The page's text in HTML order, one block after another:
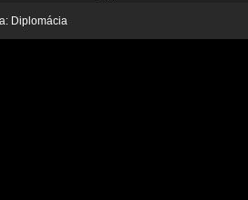
Diplomácia